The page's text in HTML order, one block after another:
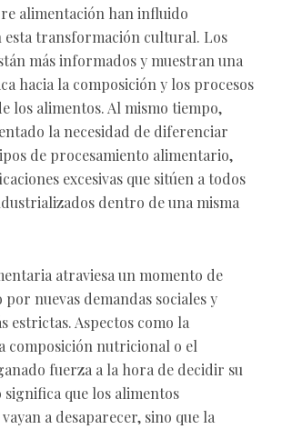
alimentación han influido
esta transformación cultural. Los
más informados y muestran una
hacia la composición y los procesos
los alimentos. Al mismo tiempo,
la necesidad de diferenciar
de procesamiento alimentario,
excesivas que sitúen a todos
dentro de una misma
atraviesa un momento de
nuevas demandas sociales y
estrictas. Aspectos como la
composición nutricional o el
fuerza a la hora de decidir su
significa que los alimentos
a desaparecer, sino que la